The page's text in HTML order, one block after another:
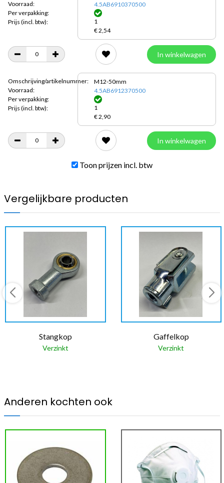
Voorraad:
Per verpakking:
Prijs (incl. btw):
4.5AB6910370500
1
€ 2,54
In winkelwagen
Omschrijving/artikelnummer:
Voorraad:
Per verpakking:
Prijs (incl. btw):
M12-50mm
4.5AB6912370500
1
€ 2,90
In winkelwagen
Toon prijzen incl. btw
Vergelijkbare producten
Stangkop
Verzinkt
Gaffelkop
Verzinkt
Anderen kochten ook